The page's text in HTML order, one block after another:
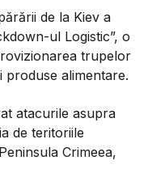
de la Kiev a
ul Logistic”, o
trupelor
produse alimentare.
atacurile asupra
de teritoriile
Crimeea,